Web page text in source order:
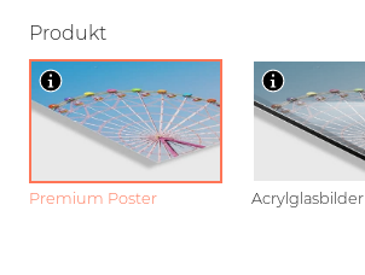
Produkt
Premium Poster Acrylglasbilder